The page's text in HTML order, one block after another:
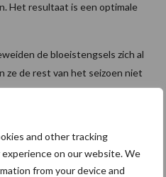
and other tracking
on our website. We
from your device and
Het resultaat is een optimale
de bloeistengsels zich al
ze de rest van het seizoen niet
van het jaar geen
van de beste kwaliteit.
Weide,Maaienen
keurmerk Gelijktijdige Bloei.